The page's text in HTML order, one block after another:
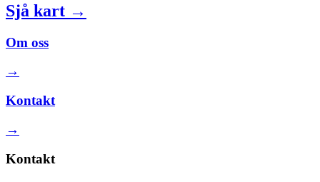
Sjå kart →
Om oss
→
Kontakt
→
Kontakt